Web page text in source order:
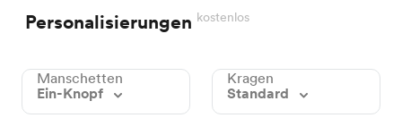
Personalisierungen kostenlos
Manschetten
Ein-Knopf
Kragen
Standard